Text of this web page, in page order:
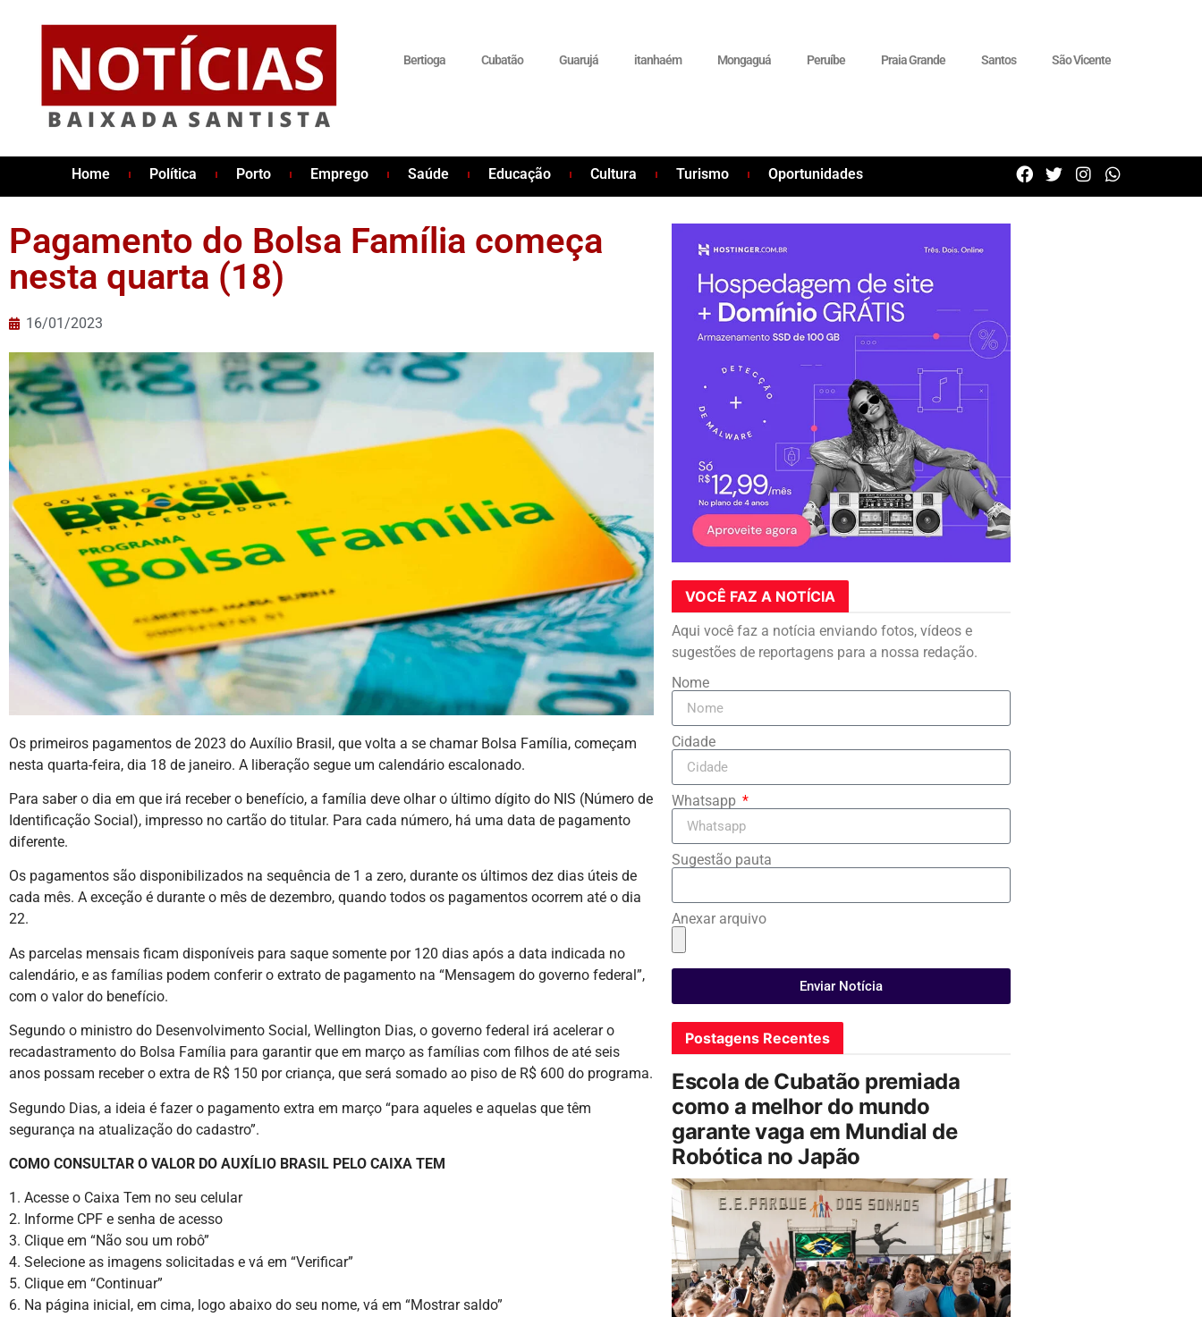
Bertioga Cubatão Guarujá itanhaém Mongaguá Peruíbe Praia Grande Santos São Vicente
Home Política Porto Emprego Saúde Educação Cultura Turismo Oportunidades
Pagamento do Bolsa Família começa
nesta quarta (18)
16/01/2023
Os primeiros pagamentos de 2023 do Auxílio Brasil, que volta a se chamar Bolsa Família, começam
nesta quarta-feira, dia 18 de janeiro. A liberação segue um calendário escalonado.
Para saber o dia em que irá receber o benefício, a família deve olhar o último dígito do NIS (Número de
Identificação Social), impresso no cartão do titular. Para cada número, há uma data de pagamento
diferente.
Os pagamentos são disponibilizados na sequência de 1 a zero, durante os últimos dez dias úteis de
cada mês. A exceção é durante o mês de dezembro, quando todos os pagamentos ocorrem até o dia
22.
As parcelas mensais ficam disponíveis para saque somente por 120 dias após a data indicada no
calendário, e as famílias podem conferir o extrato de pagamento na “Mensagem do governo federal”,
com o valor do benefício.
Segundo o ministro do Desenvolvimento Social, Wellington Dias, o governo federal irá acelerar o
recadastramento do Bolsa Família para garantir que em março as famílias com filhos de até seis
anos possam receber o extra de R$ 150 por criança, que será somado ao piso de R$ 600 do programa.
Segundo Dias, a ideia é fazer o pagamento extra em março “para aqueles e aquelas que têm
segurança na atualização do cadastro”.
COMO CONSULTAR O VALOR DO AUXÍLIO BRASIL PELO CAIXA TEM
1. Acesse o Caixa Tem no seu celular
2. Informe CPF e senha de acesso
3. Clique em “Não sou um robô”
4. Selecione as imagens solicitadas e vá em “Verificar”
5. Clique em “Continuar”
6. Na página inicial, em cima, logo abaixo do seu nome, vá em “Mostrar saldo”
VOCÊ FAZ A NOTÍCIA
Aqui você faz a notícia enviando fotos, vídeos e
sugestões de reportagens para a nossa redação.
Nome
Cidade
Whatsapp
Sugestão pauta
Anexar arquivo
Enviar Notícia
Postagens Recentes
Escola de Cubatão premiada
como a melhor do mundo
garante vaga em Mundial de
Robótica no Japão